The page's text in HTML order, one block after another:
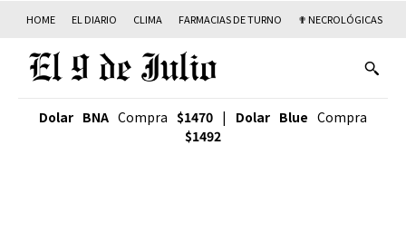
HOME EL DIARIO CLIMA FARMACIAS DE TURNO ✟ NECROLÓGICAS
Dolar BNA Compra $1470 | Dolar Blue Compra
$1492